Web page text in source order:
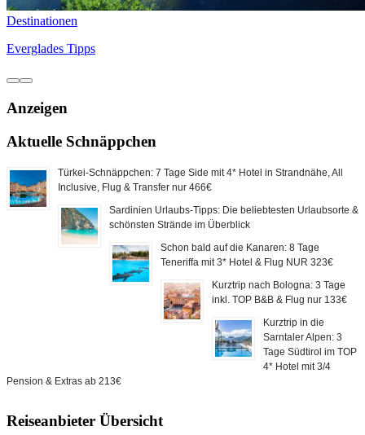
Destinationen
Everglades Tipps
Anzeigen
Aktuelle Schnäppchen
Türkei-Schnäppchen: 7 Tage Side mit 4* Hotel in Strandnähe, All
Inclusive, Flug & Transfer nur 466€
Sardinien Urlaubs-Tipps: Die beliebtesten Urlaubsorte &
schönsten Strände im Überblick
Schon bald auf die Kanaren: 8 Tage
Teneriffa mit 3* Hotel & Flug NUR 323€
Kurztrip nach Bologna: 3 Tage
inkl. TOP B&B & Flug nur 133€
Kurztrip in die
Sarntaler Alpen: 3
Tage Südtirol im TOP
4* Hotel mit 3/4
Pension & Extras ab 213€
Reiseanbieter Übersicht